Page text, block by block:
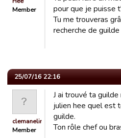
Member
pour que je puisse
Tu me trouveras
recherche de guilde
25/07/16 22:16
clemanelinch
Member
J ai trouvé ta
julien hee quel est
guilde.
Ton rôle chef ou